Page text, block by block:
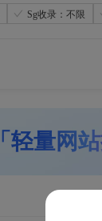
Sg收录：不限
「轻量网